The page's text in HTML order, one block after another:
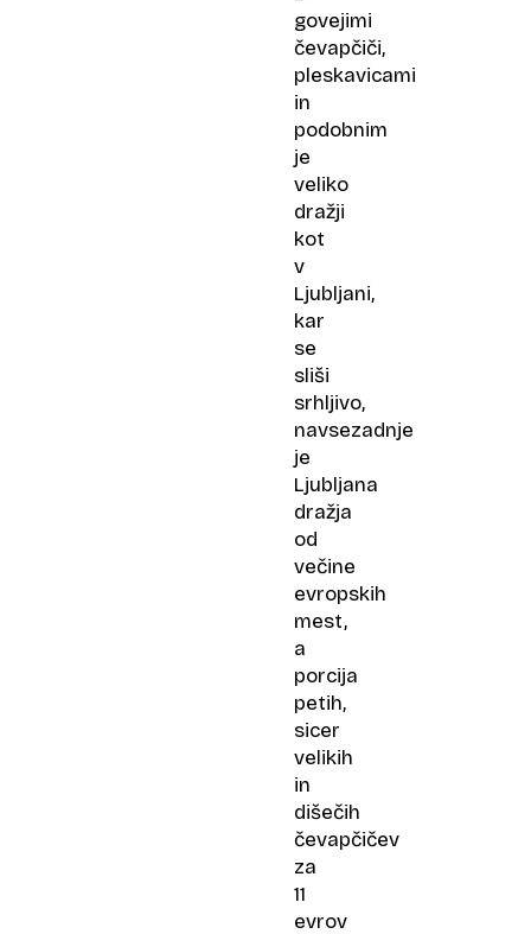
govejimi
čevapčiči,
pleskavicami
in
podobnim
je
veliko
dražji
kot
v
Ljubljani,
kar
se
sliši
srhljivo,
navsezadnje
je
Ljubljana
dražja
od
večine
evropskih
mest,
a
porcija
petih,
sicer
velikih
in
dišečih
čevapčičev
za
11
evrov